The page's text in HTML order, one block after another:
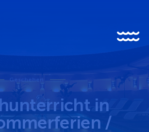
Geschehen
in
/